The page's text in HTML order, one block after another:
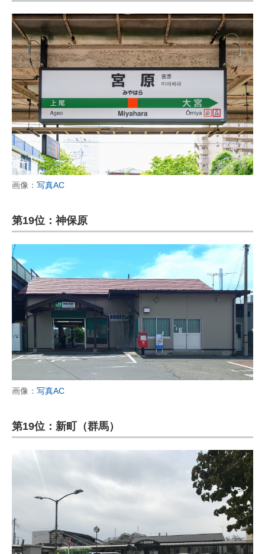
画像： 写真AC
第19位：神保原
画像： 写真AC
第19位：新町（群馬）